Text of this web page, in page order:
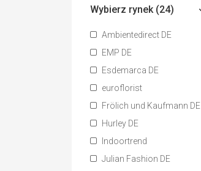
Wybierz rynek (24)
Ambientedirect DE
EMP DE
Esdemarca DE
euroflorist
Frölich und Kaufmann DE
Hurley DE
Indoortrend
Julian Fashion DE